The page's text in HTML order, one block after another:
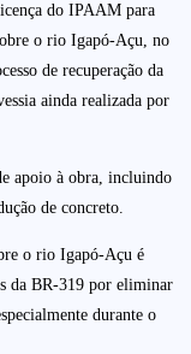
do IPAAM para
o rio Igapó-Açu, no
de recuperação da
ainda realizada por
apoio à obra, incluindo
de concreto.
o rio Igapó-Açu é
da BR-319 por eliminar
durante o